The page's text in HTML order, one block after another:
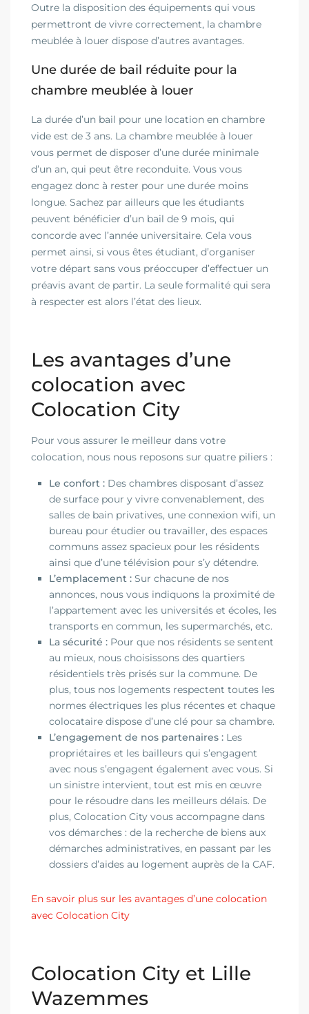
Outre la disposition des équipements qui vous
permettront de vivre correctement, la chambre
meublée à louer dispose d’autres avantages.
Une durée de bail réduite pour la
chambre meublée à louer
La durée d’un bail pour une location en chambre
vide est de 3 ans. La chambre meublée à louer
vous permet de disposer d’une durée minimale
d’un an, qui peut être reconduite. Vous vous
engagez donc à rester pour une durée moins
longue. Sachez par ailleurs que les étudiants
peuvent bénéficier d’un bail de 9 mois, qui
concorde avec l’année universitaire. Cela vous
permet ainsi, si vous êtes étudiant, d’organiser
votre départ sans vous préoccuper d’effectuer un
préavis avant de partir. La seule formalité qui sera
à respecter est alors l’état des lieux.
Les avantages d’une
colocation avec
Colocation City
Pour vous assurer le meilleur dans votre
colocation, nous nous reposons sur quatre piliers :
Le confort : Des chambres disposant d’assez
de surface pour y vivre convenablement, des
salles de bain privatives, une connexion wifi, un
bureau pour étudier ou travailler, des espaces
communs assez spacieux pour les résidents
ainsi que d’une télévision pour s’y détendre.
L’emplacement : Sur chacune de nos
annonces, nous vous indiquons la proximité de
l’appartement avec les universités et écoles, les
transports en commun, les supermarchés, etc.
La sécurité : Pour que nos résidents se sentent
au mieux, nous choisissons des quartiers
résidentiels très prisés sur la commune. De
plus, tous nos logements respectent toutes les
normes électriques les plus récentes et chaque
colocataire dispose d’une clé pour sa chambre.
L’engagement de nos partenaires : Les
propriétaires et les bailleurs qui s’engagent
avec nous s’engagent également avec vous. Si
un sinistre intervient, tout est mis en œuvre
pour le résoudre dans les meilleurs délais. De
plus, Colocation City vous accompagne dans
vos démarches : de la recherche de biens aux
démarches administratives, en passant par les
dossiers d’aides au logement auprès de la CAF.
En savoir plus sur les avantages d’une colocation
avec Colocation City
Colocation City et Lille
Wazemmes